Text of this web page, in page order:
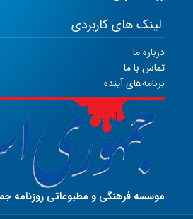
لینک های کاربردی
درباره ما
تماس با ما
برنامه‌های آینده
موسسه فرهنگی و مطبوعاتی روزنامه